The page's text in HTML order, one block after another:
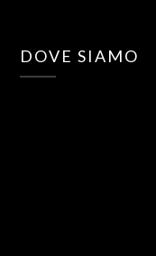
DOVE SIAMO